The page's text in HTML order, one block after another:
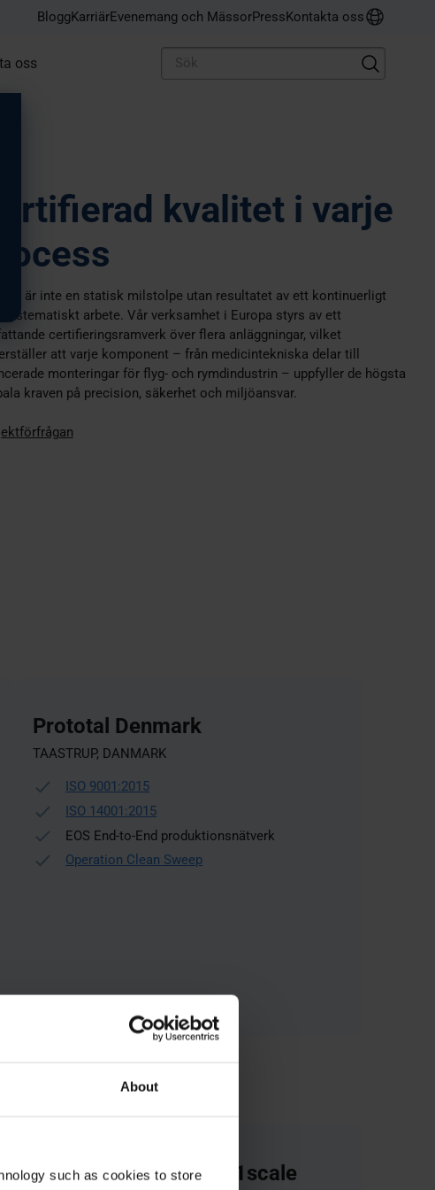
About
such as cookies to store
BloggKarriärEvenemang och MässorPressKontakta oss
End-to-end förpackningslösning för
formpressad fiber, från design till
Möjliggör kreativ design genom
innovativ tillverkningsteknik.
Fluga Sports
Från 3D printing till formsprutning
Vi är en del av Prototal Group,
Europas största tjänsteleverantör
oss
kvalitet i varje
är inte en statisk milstolpe utan resultatet av ett kontinuerligt
systematiskt arbete. Vår verksamhet i Europa styrs av ett
certifieringsramverk över flera anläggningar, vilket
att varje komponent – från medicintekniska delar till
monteringar för flyg- och rymdindustrin – uppfyller de högsta
kraven på precision, säkerhet och miljöansvar.
Prototal Denmark
TAASTRUP, DANMARK
ISO 9001:2015
ISO 14001:2015
EOS End-to-End produktionsnätverk
Operation Clean Sweep
Prototal GmbH & 1zu1scale